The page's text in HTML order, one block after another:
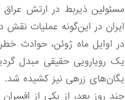
مسئولین ذیربط در ارتش
ایران در این‌گونه عملیات
در اوایل ماه ژوئن، حوادث
یک رویارویی حقیقی مبدل
یگان‌های زرهی نیز کشیده شد.
چند روز بعد، از یکی از